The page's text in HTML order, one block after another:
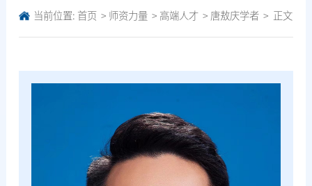
当前位置: 首页 师资力量 高端人才 唐敖庆学者 正文